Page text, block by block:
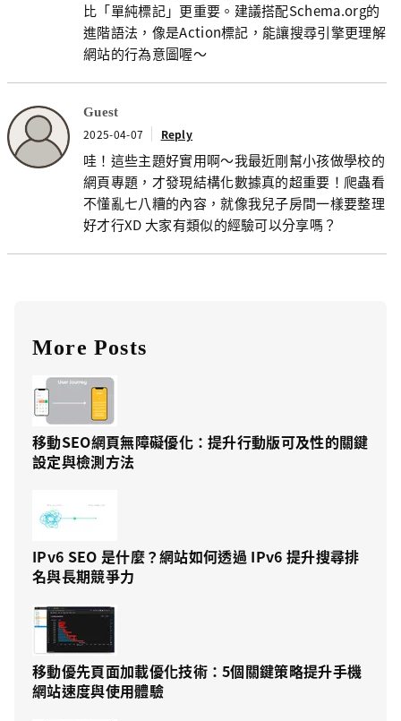
比「單純標記」更重要。建議搭配Schema.org的
進階語法，像是Action標記，能讓搜尋引擎更理解
網站的行為意圖喔～
Guest
2025-04-07 Reply
哇！這些主題好實用啊～我最近剛幫小孩做學校的
網頁專題，才發現結構化數據真的超重要！爬蟲看
不懂亂七八糟的內容，就像我兒子房間一樣要整理
好才行XD 大家有類似的經驗可以分享嗎？
More Posts
移動SEO網頁無障礙優化：提升行動版可及性的關鍵
設定與檢測方法
IPv6 SEO 是什麼？網站如何透過 IPv6 提升搜尋排
名與長期競爭力
移動優先頁面加載優化技術：5個關鍵策略提升手機
網站速度與使用體驗